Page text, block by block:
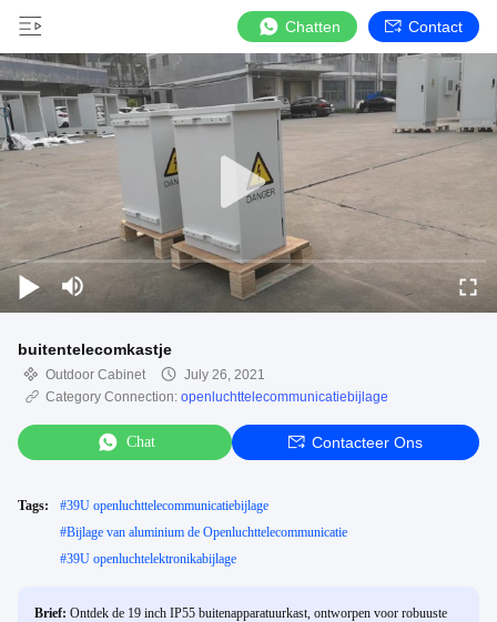
Chatten Contact
buitentelecomkastje
Outdoor Cabinet
July 26, 2021
Category Connection: openluchttelecommunicatiebijlage
Chat Contacteer Ons
Tags: #39U openluchttelecommunicatiebijlage
#Bijlage van aluminium de Openluchttelecommunicatie
#39U openluchtelektronikabijlage
Brief: Ontdek de 19 inch IP55 buitenapparatuurkast, ontworpen voor robuuste